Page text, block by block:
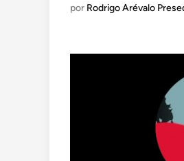
por Rodrigo Arévalo